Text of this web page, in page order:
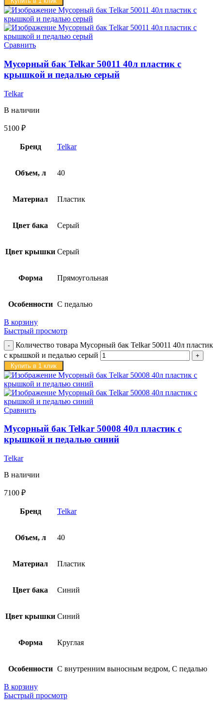
Сравнить
Мусорный бак Telkar 50011 40л пластик с
крышкой и педалью серый
Telkar
В наличии
5100 ₽
Бренд Telkar
Объем, л 40
Материал Пластик
Цвет бака Серый
Цвет крышки Серый
Форма Прямоугольная
Особенности С педалью
В корзину
Быстрый просмотр
Количество товара Мусорный бак Telkar 50011 40л пластик
с крышкой и педалью серый
Купить в 1 клик
Сравнить
Мусорный бак Telkar 50008 40л пластик с
крышкой и педалью синий
Telkar
В наличии
7100 ₽
Бренд Telkar
Объем, л 40
Материал Пластик
Цвет бака Синий
Цвет крышки Синий
Форма Круглая
Особенности С внутренним выносным ведром, С педалью
В корзину
Быстрый просмотр